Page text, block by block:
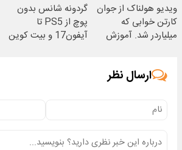
ویدیو هولناک از جوان
کارتن خوابی که
میلیاردر شد. آموزش
گردونه شانس بدون
پوچ از PS5 تا
آیفون17 و بیت کوین
ارسال نظر